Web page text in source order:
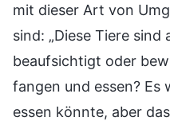
mit dieser Art von
sind: „Diese Tiere
beaufsichtigt oder
fangen und essen? Es
essen könnte, aber